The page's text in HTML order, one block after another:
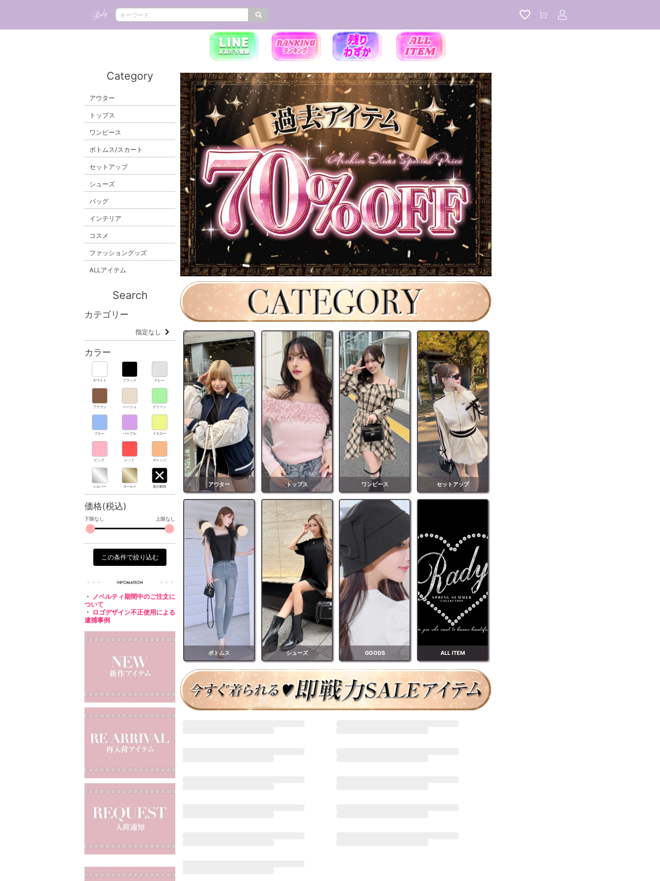
Category
アウター
トップス
ワンピース
ボトムス/スカート
セットアップ
シューズ
バッグ
インテリア
コスメ
ファッショングッズ
ALLアイテム
Search
カテゴリー
指定なし
カラー
ホワイト ブラック グレー
ブラウン ベージュ グリーン
ブルー パープル イエロー
ピンク レッド オレンジ
シルバー ゴールド 選択解除
価格(税込)
下限なし 上限なし
この条件で絞り込む
・
ノベルティ期間中のご注文に
ついて
・ ロゴデザイン不正使用による
逮捕事例
アウター トップス ワンピース セットアップ
ボトムス シューズ GOODS ALL ITEM